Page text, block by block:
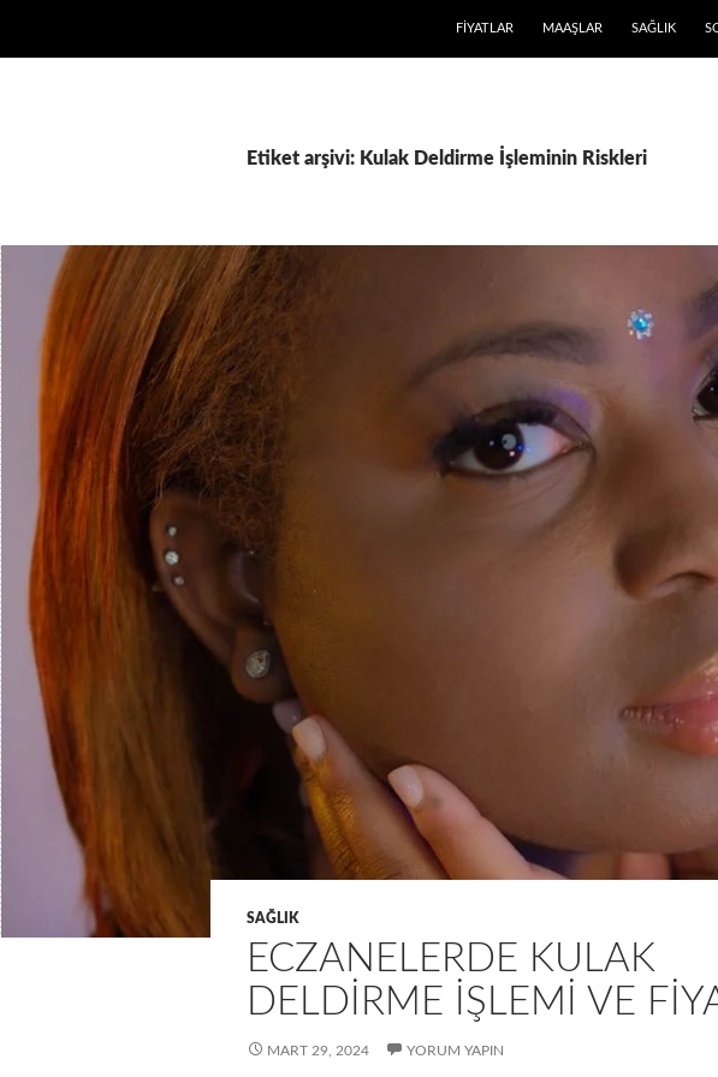
FIYATLAR MAAŞLAR SAĞLIK
Etiket arşivi: Kulak Deldirme İşleminin Riskleri
SAĞLIK
ECZANELERDE KULAK
DELDIRME İŞLEMI VE
MART 29, 2024 YORUM YAPIN